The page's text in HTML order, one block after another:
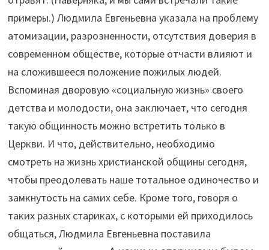
примеры.) Людмила Евгеньевна указала на проблему
атомизации, разрозненности, отсутствия доверия в
современном обществе, которые отчасти влияют и
на сложившееся положение пожилых людей.
Вспоминая дворовую «социальную жизнь» своего
детства и молодости, она заключает, что сегодня
такую общинность можно встретить только в
Церкви. И что, действительно, необходимо
смотреть на жизнь христианской общины сегодня,
чтобы преодолевать наше тотальное одиночество и
замкнутость на самих себе. Кроме того, говоря о
таких разных стариках, с которыми ей приходилось
общаться, Людмила Евгеньевна поставила